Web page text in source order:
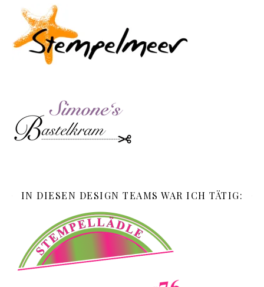
IN DIESEN DESIGN TEAMS WAR ICH TÄTIG: